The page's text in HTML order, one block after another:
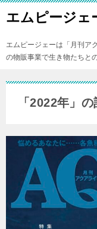
エムピージェ
エムピージェーは「月刊ア
の物販事業で生き物たちと
「2022年」